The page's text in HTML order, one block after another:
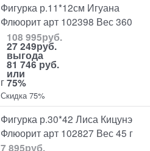
Фигурка р.11*12см Игуана
Флюорит арт 102398 Вес 360
г
108 995руб.
27 249руб.
выгода
81 746 руб.
или
75%
Скидка 75%
Фигурка р.30*42 Лиса Кицунэ
Флюорит арт 102827 Вес 45 г
7 895руб.